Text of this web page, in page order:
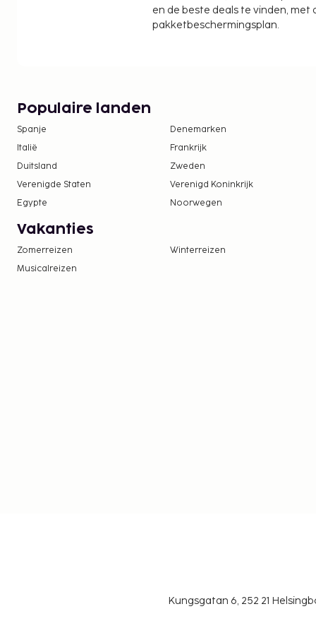
en de beste deals te vinden, met
pakketbeschermingsplan.
Populaire landen
Spanje Denemarken
Italië
Frankrijk
Duitsland
Zweden
Verenigde Staten
Verenigd Koninkrijk
Egypte
Noorwegen
Vakanties
Zomerreizen Winterreizen
Musicalreizen
Kungsgatan 6, 252 21